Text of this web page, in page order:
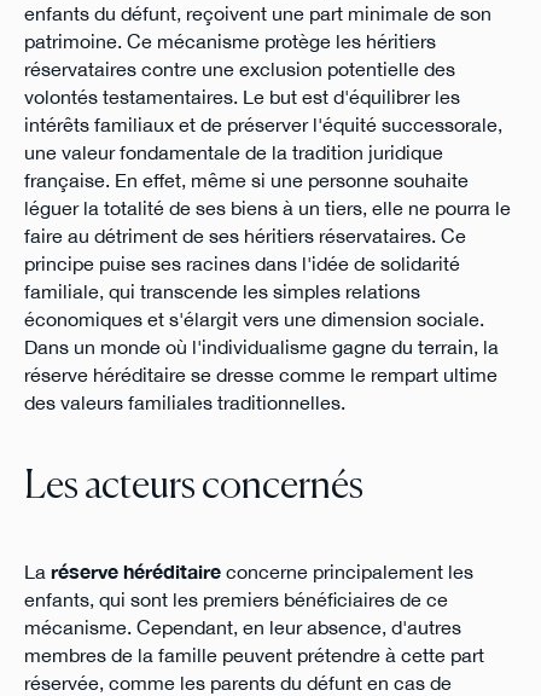
enfants du défunt, reçoivent une part minimale de son
patrimoine. Ce mécanisme protège les héritiers
réservataires contre une exclusion potentielle des
volontés testamentaires. Le but est d'équilibrer les
intérêts familiaux et de préserver l'équité successorale,
une valeur fondamentale de la tradition juridique
française. En effet, même si une personne souhaite
léguer la totalité de ses biens à un tiers, elle ne pourra le
faire au détriment de ses héritiers réservataires. Ce
principe puise ses racines dans l'idée de solidarité
familiale, qui transcende les simples relations
économiques et s'élargit vers une dimension sociale.
Dans un monde où l'individualisme gagne du terrain, la
réserve héréditaire se dresse comme le rempart ultime
des valeurs familiales traditionnelles.
Les acteurs concernés
La réserve héréditaireconcerne principalement les
enfants, qui sont les premiers bénéficiaires de ce
mécanisme. Cependant, en leur absence, d'autres
membres de la famille peuvent prétendre à cette part
réservée, comme les parents du défunt en cas de